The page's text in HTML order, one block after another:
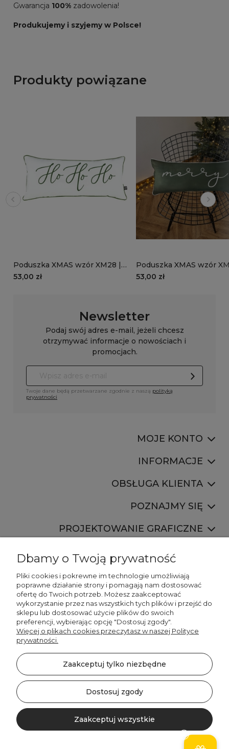
Gwarancja 100% zadowolenia!
Produkujemy i szyjemy w Polsce!
Produkty powiązane
Poduszka XMAS wzór XM28 |
Oliwkowe Ho ho ho
53,00 zł
Poduszka XMAS wzór
Oliwkowe Merry
53,00 zł
Newsletter
Podaj swój adres e-mail, jeżeli chcesz
otrzymywać informacje o nowościach i
promocjach.
Twoje dane będą przetwarzane zgodnie z naszą polityką
prywatności
MOJE KONTO
INFORMACJE
OBSŁUGA KLIENTA
POZNAJMY SIĘ
PROJEKTOWANIE GRAFICZNE
887 750 445
536 346 177
©2026 Wszelkie Prawa Zastrzeżone | DECORDRUK
Szablon Minimalist by Ecommercy
Dbamy o Twoją prywatność
Pliki cookies i pokrewne im technologie umożliwiają
poprawne działanie strony i pomagają nam dostosować
ofertę do Twoich potrzeb. Możesz zaakceptować
wykorzystanie przez nas wszystkich tych plików i przejść do
sklepu lub dostosować użycie plików do swoich
preferencji, wybierając opcję "Dostosuj zgody".
Więcej o plikach cookies przeczytasz w naszej Polityce
prywatności.
Zaakceptuj tylko niezbędne
Dostosuj zgody
Zaakceptuj wszystkie